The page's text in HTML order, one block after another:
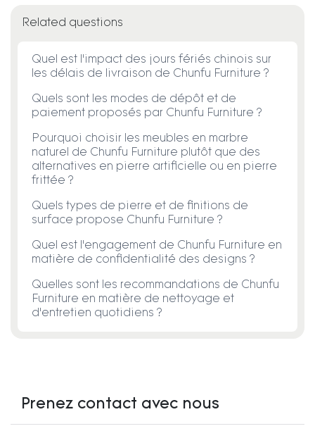
Related questions
Quel est l'impact des jours fériés chinois sur
les délais de livraison de Chunfu Furniture ?
Quels sont les modes de dépôt et de
paiement proposés par Chunfu Furniture ?
Pourquoi choisir les meubles en marbre
naturel de Chunfu Furniture plutôt que des
alternatives en pierre artificielle ou en pierre
frittée ?
Quels types de pierre et de finitions de
surface propose Chunfu Furniture ?
Quel est l'engagement de Chunfu Furniture en
matière de confidentialité des designs ?
Quelles sont les recommandations de Chunfu
Furniture en matière de nettoyage et
d'entretien quotidiens ?
Prenez contact avec nous